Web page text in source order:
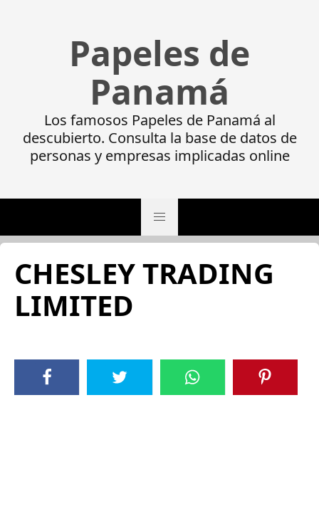
Papeles de
Panamá
Los famosos Papeles de Panamá al
descubierto. Consulta la base de datos de
personas y empresas implicadas online
CHESLEY TRADING
LIMITED